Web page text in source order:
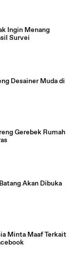
Ingin Menang
Survei
Desainer Muda di
Gerebek Rumah
Akan Dibuka
Minta Maaf Terkait